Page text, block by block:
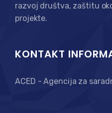
razvoj društva, zaštitu
projekte.
KONTAKT
ACED - Agencija za